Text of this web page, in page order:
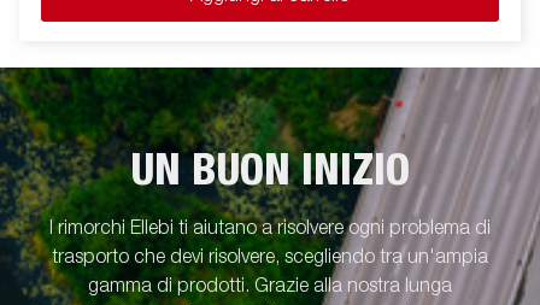
Stoccaggio standard per articoli lunghi. Le immagini sono solo
UN BUON INIZIO
I rimorchi Ellebi ti aiutano a risolvere ogni problema di
trasporto che devi risolvere, scegliendo tra un'ampia
gamma di prodotti. Grazie alla nostra lunga